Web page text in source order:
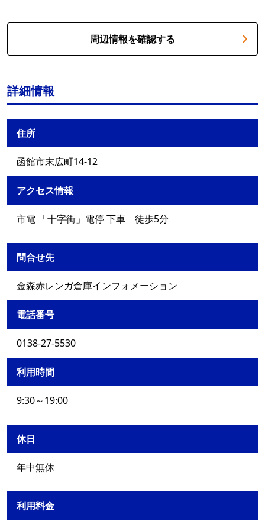
周辺情報を確認する
詳細情報
住所
函館市末広町14-12
アクセス情報
市電 「十字街」電停 下車 徒歩5分
問合せ先
金森赤レンガ倉庫インフォメーション
電話番号
0138-27-5530
利用時間
9:30～19:00
休日
年中無休
利用料金